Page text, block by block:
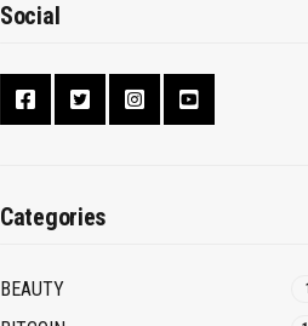
Social
Categories
BEAUTY 1